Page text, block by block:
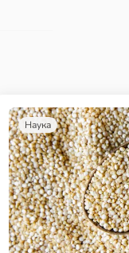
Наука